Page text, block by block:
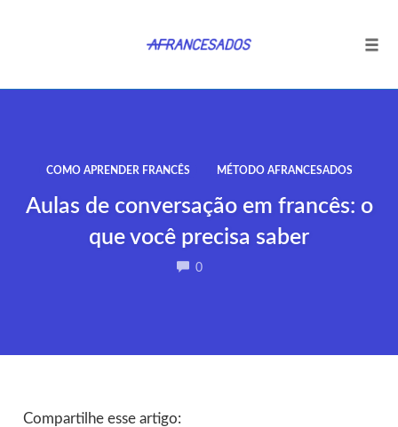
conteúdo
COMO APRENDER FRANCÊS MÉTODO AFRANCESADOS
Aulas de conversação em francês: o
que você precisa saber
0COMMENTS
Compartilhe esse artigo: